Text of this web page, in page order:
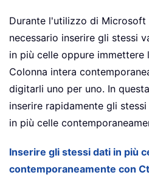
Durante l'utilizzo di Microsoft
necessario inserire gli stessi
in più celle oppure immettere
Colonna intera
digitarli uno per uno. In
inserire rapidamente gli
in più celle
Inserire gli stessi dati in più
contemporaneamente con